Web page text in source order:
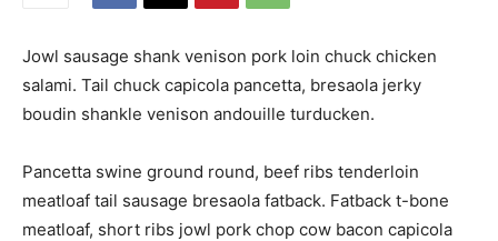
Jowl sausage shank venison pork loin chuck chicken
salami. Tail chuck capicola pancetta, bresaola jerky
boudin shankle venison andouille turducken.
Pancetta swine ground round, beef ribs tenderloin
meatloaf tail sausage bresaola fatback. Fatback t-bone
meatloaf, short ribs jowl pork chop cow bacon capicola